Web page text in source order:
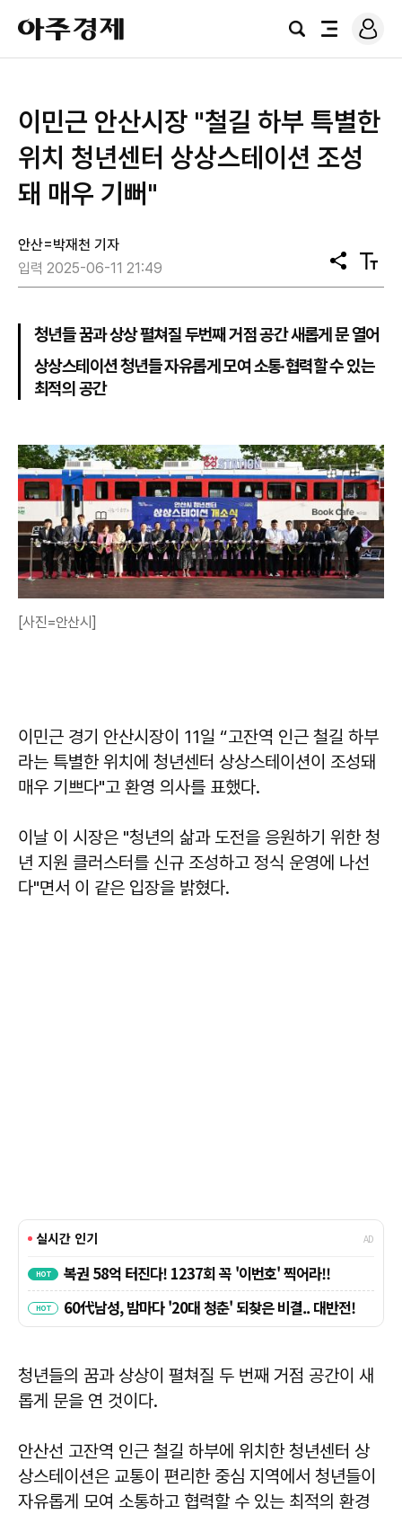
아
주
경
검
전
로
그
이민근 안산시장 "철길 하부 특별한
위치 청년센터 상상스테이션 조성
돼 매우 기뻐"
안산=박재천 기자
입력 2025-06-11 21:49
공
유
텍
스
기
청년들 꿈과 상상 펼쳐질 두번째 거점 공간 새롭게 문 열어
상상스테이션 청년들 자유롭게 모여 소통·협력할 수 있는
최적의 공간
[사진=안산시]
이민근 경기 안산시장이 11일 “고잔역 인근 철길 하부
라는 특별한 위치에 청년센터 상상스테이션이 조성돼
매우 기쁘다"고 환영 의사를 표했다.
이날 이 시장은 "청년의 삶과 도전을 응원하기 위한 청
년 지원 클러스터를 신규 조성하고 정식 운영에 나선
다"면서 이 같은 입장을 밝혔다.
청년들의 꿈과 상상이 펼쳐질 두 번째 거점 공간이 새
롭게 문을 연 것이다.
안산선 고잔역 인근 철길 하부에 위치한 청년센터 상
상스테이션은 교통이 편리한 중심 지역에서 청년들이
자유롭게 모여 소통하고 협력할 수 있는 최적의 환경